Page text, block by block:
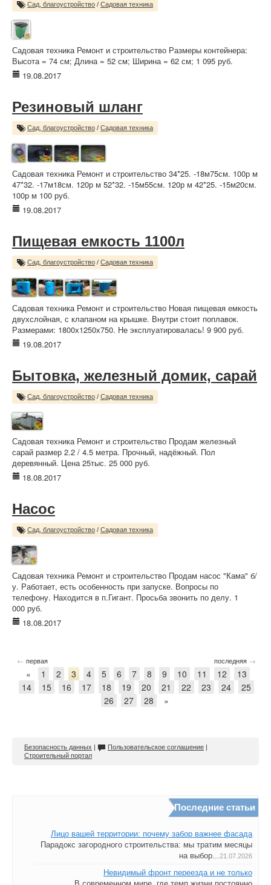
Сад, благоустройство / Садовая техника
Садовая техника Ремонт и строительство Размеры контейнера:
Высота = 74 см; Длина = 52 см; Ширина = 62 см; 1 095 руб.
19.08.2017
Резиновый шланг
Сад, благоустройство / Садовая техника
Садовая техника Ремонт и строительство 34*25. -18м75см. 100р м
47*32. -17м18см. 120р м 52*32. -15м55см. 120р м 42*25. -15м20см.
100р м 100 руб.
19.08.2017
Пищевая емкость 1100л
Сад, благоустройство / Садовая техника
Садовая техника Ремонт и строительство Новая пищевая емкость
двухслойная, с клапаном на крышке. Внутри стоит поплавок.
Размерами: 1800х1250х750. Не эксплуатировалась! 9 900 руб.
19.08.2017
Бытовка, железный домик, сарай
Сад, благоустройство / Садовая техника
Садовая техника Ремонт и строительство Продам железный
сарай размер 2.2 / 4.5 метра. Прочный, надёжный. Пол
деревянный. Цена 25тыс. 25 000 руб.
18.08.2017
Насос
Сад, благоустройство / Садовая техника
Садовая техника Ремонт и строительство Продам насос "Кама" б/
у. Работает, есть особенность при запуске. Вопросы по
телефону. Находится в п.Гигант. Просьба звонить по делу. 1
000 руб.
18.08.2017
← первая последняя →
« 1 2 3 4 5 6 7 8 9 10 11 12
13
14
15 16 17 18 19 20 21 22 23 24
25
26
27 28 »
Безопасность данных | Пользовательское соглашение |
Строительный портал
Последние статьи
Лицо вашей территории: почему забор важнее фасада
Парадокс загородного строительства: мы тратим месяцы
на выбор...21.07.2026
Невидимый фронт переезда и не только